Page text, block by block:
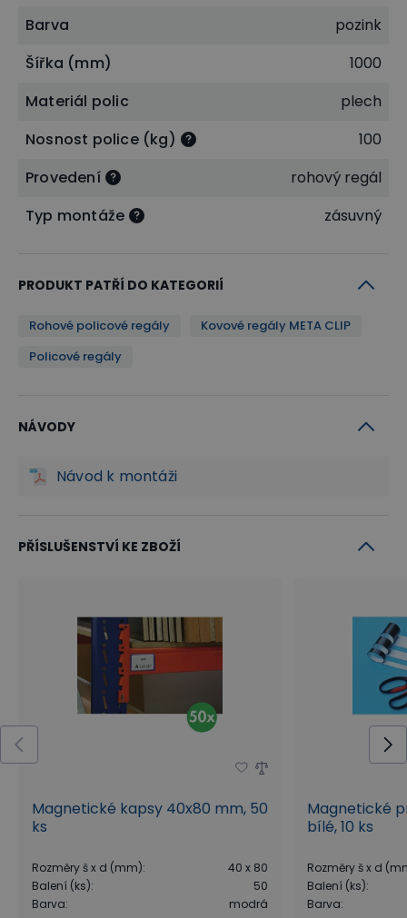
Barva
pozink
Šířka (mm)
1000
Materiál polic
plech
Nosnost police (kg)
100
Provedení
rohový regál
Typ montáže
zásuvný
PRODUKT PATŘÍ DO KATEGORIÍ
Rohové policové regály
Kovové regály META CLIP
Policové regály
NÁVODY
Návod k montáži
PŘÍSLUŠENSTVÍ KE ZBOŽÍ
Magnetické kapsy 40x80 mm, 50
ks
Rozměry š x d (mm):
40 x 80
Balení (ks):
50
Barva: modrá
Magnetické
bílé, 10 ks
Rozměry š x d
Balení (ks):
Barva: